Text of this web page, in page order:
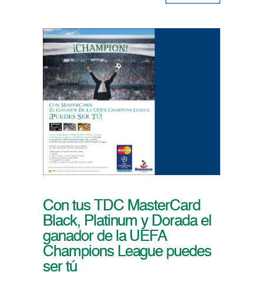
Con tus TDC MasterCard
Black, Platinum y Dorada el
ganador de la UEFA
Champions League puedes
ser tú